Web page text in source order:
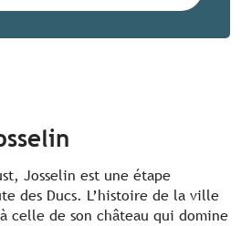
Josselin est une étape
des Ducs. L’histoire de la ville
celle de son château qui domine